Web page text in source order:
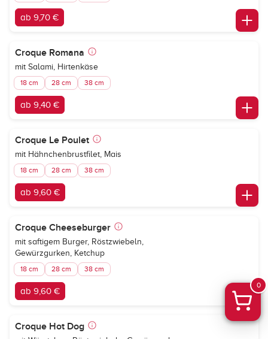
ab 9,70 €
Croque Romana
mit Salami, Hirtenkäse
18 cm 28 cm 38 cm
ab 9,40 €
Croque Le Poulet
mit Hähnchenbrustfilet, Mais
18 cm 28 cm 38 cm
ab 9,60 €
Croque Cheeseburger
mit saftigem Burger, Röstzwiebeln,
Gewürzgurken, Ketchup
18 cm 28 cm 38 cm
ab 9,60 €
Croque Hot Dog
0